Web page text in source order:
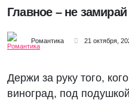
Главное – не замирай
Романтика 21 октября,
Держи за руку того,
виноград, под